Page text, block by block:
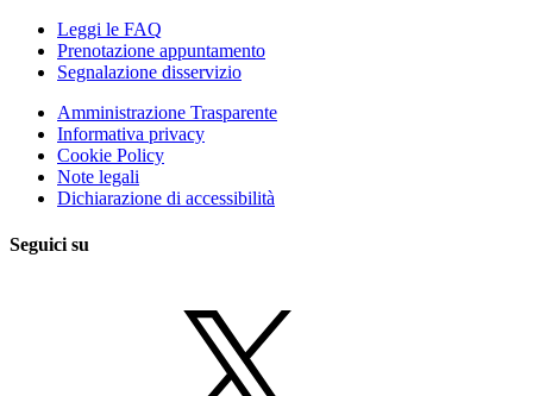
Leggi le FAQ
Prenotazione appuntamento
Segnalazione disservizio
Amministrazione Trasparente
Informativa privacy
Cookie Policy
Note legali
Dichiarazione di accessibilità
Seguici su